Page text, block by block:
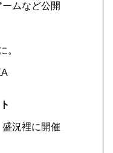
ームなど公開
。
盛況裡に開催